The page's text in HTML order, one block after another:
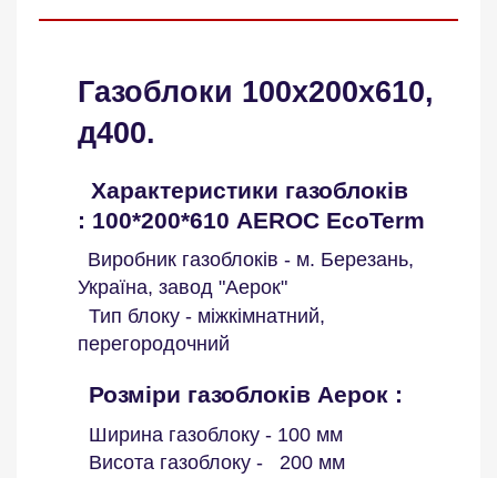
Газоблоки 100x200x610,
д400.
Характеристики газоблоків
: 100*200*610 AEROC EcoTerm
Виробник газоблоків - м. Березань,
Україна, завод "Аерок"
Тип блоку - міжкімнатний,
перегородочний
Розміри газоблоків Аерок :
Ширина газоблоку - 100 мм
Висота газоблоку - 200 мм